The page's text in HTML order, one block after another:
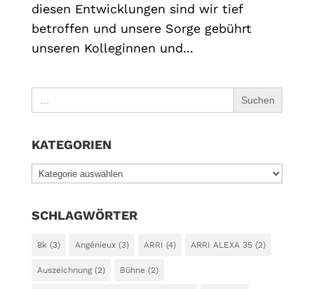
diesen Entwicklungen sind wir tief
betroffen und unsere Sorge gebührt
unseren Kolleginnen und...
Search
for:
KATEGORIEN
KATEGORIEN
SCHLAGWÖRTER
8k(3) Angénieux(3) ARRI (4) ARRI ALEXA 35(2)
Auszeichnung(2) Bühne(2)